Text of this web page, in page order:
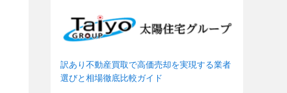
訳あり不動産買取で高価売却を実現する業者
選びと相場徹底比較ガイド